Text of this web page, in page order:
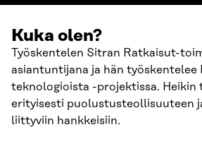
Kuka olen?
Työskentelen Sitran Ratkaisut-
asiantuntijana ja hän työskentelee
teknologioista -projektissa. Heikin
erityisesti puolustusteollisuuteen
liittyviin hankkeisiin.